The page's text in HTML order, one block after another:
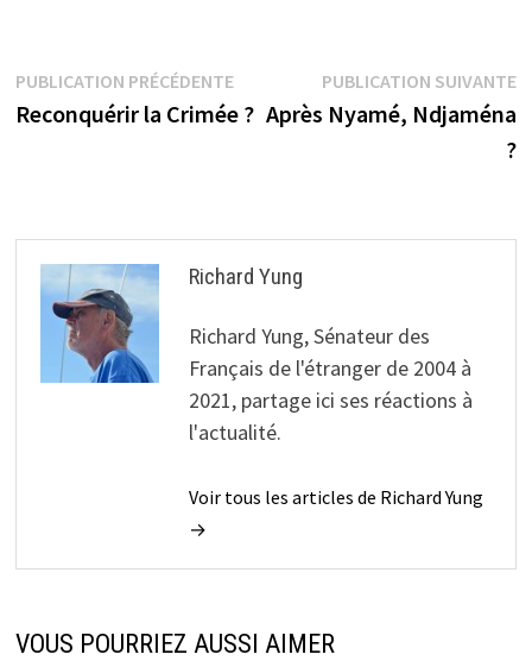
Navigation
de
PUBLICATION PRÉCÉDENTEPublication
précédente :
Reconquérir la Crimée ?
PUBLICATION SUIVANTE
Après Nyamé, Ndjaména
?
Richard Yung
Richard Yung, Sénateur des
Français de l'étranger de 2004 à
2021, partage ici ses réactions à
l'actualité.
Voir tous les articles de Richard Yung
→
VOUS POURRIEZ AUSSI AIMER